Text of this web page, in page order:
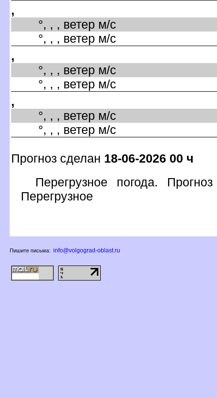
,
°, , , ветер м/с
°, , , ветер м/с
,
°, , , ветер м/с
°, , , ветер м/с
,
°, , , ветер м/с
°, , , ветер м/с
Прогноз сделан 18-06-2026 00 ч
Перегрузное погода.
Перегрузное
Пишите письма: info@volgograd-oblast.ru